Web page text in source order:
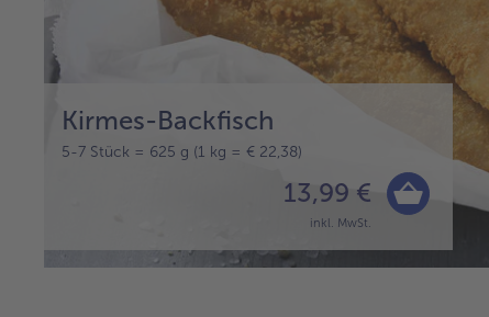
Kirmes-Backfisch
5-7 Stück = 625 g (1 kg = € 22,38)
13,99 €
inkl. MwSt.